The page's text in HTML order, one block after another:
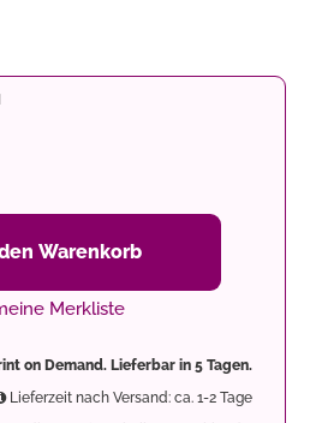
Warenkorb
Merkliste
on Demand. Lieferbar in 5 Tagen.
Lieferzeit nach Versand: ca. 1-2 Tage